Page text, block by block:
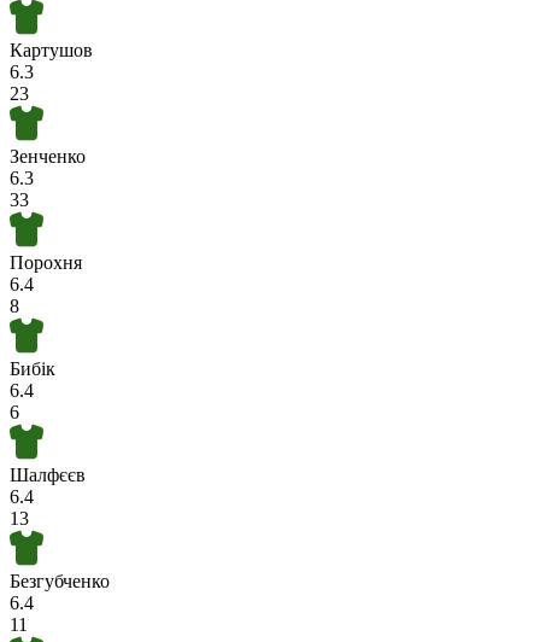
Картушов
6.3
23
Зенченко
6.3
33
Порохня
6.4
8
Бибік
6.4
6
Шалфєєв
6.4
13
Безгубченко
6.4
11